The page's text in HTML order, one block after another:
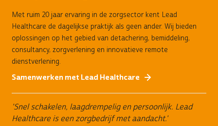
Met ruim 20 jaar ervaring in de zorgsector kent Lead
Healthcare de dagelijkse praktijk als geen ander. Wij bieden
oplossingen op het gebied van detachering, bemiddeling,
consultancy, zorgverlening en innovatieve remote
dienstverlening.
Samenwerken met Lead Healthcare
'Snel schakelen, laagdrempelig en persoonlijk. Lead
Healthcare is een zorgbedrijf met aandacht.'